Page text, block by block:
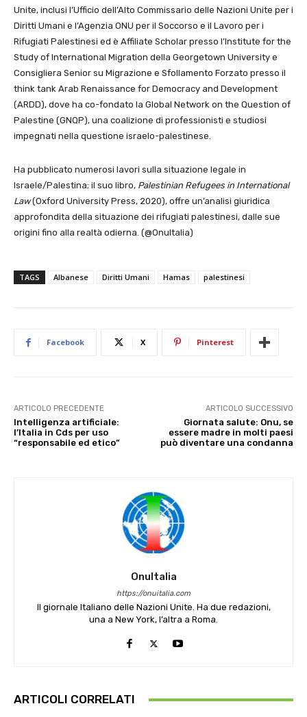
Unite, inclusi l’Ufficio dell’Alto Commissario delle Nazioni Unite per i
Diritti Umani e l’Agenzia ONU per il Soccorso e il Lavoro per i
Rifugiati Palestinesi ed è Affiliate Scholar presso l’Institute for the
Study of International Migration della Georgetown University e
Consigliera Senior su Migrazione e Sfollamento Forzato presso il
think tank Arab Renaissance for Democracy and Development
(ARDD), dove ha co-fondato la Global Network on the Question of
Palestine (GNQP), una coalizione di professionisti e studiosi
impegnati nella questione israelo-palestinese.
Ha pubblicato numerosi lavori sulla situazione legale in
Israele/Palestina; il suo libro, Palestinian Refugees in International
Law(Oxford University Press, 2020), offre un’analisi giuridica
approfondita della situazione dei rifugiati palestinesi, dalle sue
origini fino alla realtà odierna. (@OnuItalia)
TAGS Albanese Diritti Umani Hamas palestinesi
Facebook X Pinterest
ARTICOLO PRECEDENTE
Intelligenza artificiale:
l’Italia in Cds per uso
“responsabile ed etico”
ARTICOLO SUCCESSIVO
Giornata salute: Onu, se
essere madre in molti paesi
può diventare una condanna
OnuItalia
https://onuitalia.com
Il giornale Italiano delle Nazioni Unite. Ha due redazioni,
una a New York, l’altra a Roma.
ARTICOLI CORRELATI